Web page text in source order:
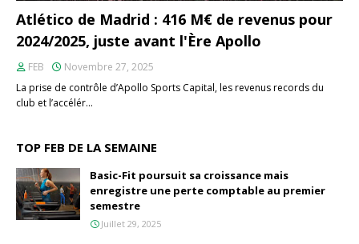
Atlético de Madrid : 416 M€ de revenus pour
2024/2025, juste avant l'Ère Apollo
FEB
Novembre 27, 2025
La prise de contrôle d’Apollo Sports Capital, les revenus records du
club et l’accélér…
TOP FEB DE LA SEMAINE
Basic-Fit poursuit sa croissance mais
enregistre une perte comptable au premier
semestre
Juillet 29, 2025